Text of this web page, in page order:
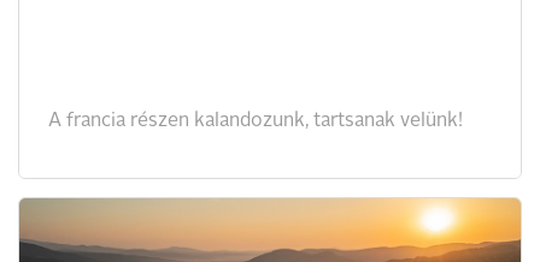
A francia részen kalandozunk, tartsanak velünk!